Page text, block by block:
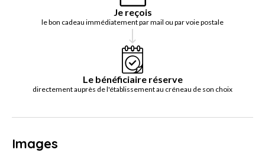
Je reçois
le bon cadeau immédiatement par mail ou par voie postale
Le bénéficiaire réserve
directement auprès de l'établissement au créneau de son choix
Images